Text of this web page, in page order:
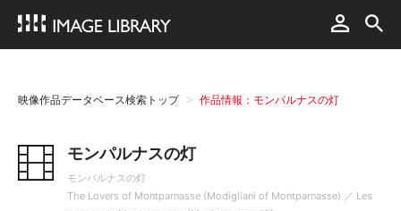
映像作品データベース検索トップ 作品情報：モンパルナスの灯
モンパルナスの灯
モンパルナスの灯
The Lovers of Montparnasse (Modigliani of Montparnasse) ／ Les